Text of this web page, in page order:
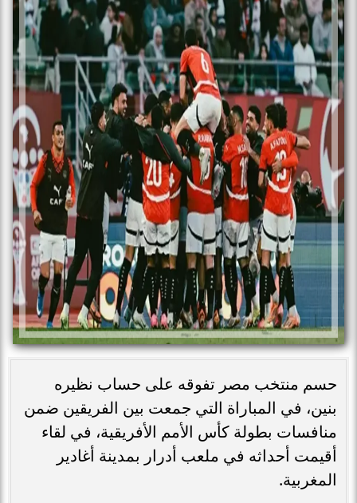
حسم منتخب مصر تفوقه على حساب نظيره
بنين، في المباراة التي جمعت بين الفريقين ضمن
منافسات بطولة كأس الأمم الأفريقية، في لقاء
أقيمت أحداثه في ملعب أدرار بمدينة أغادير
المغربية.